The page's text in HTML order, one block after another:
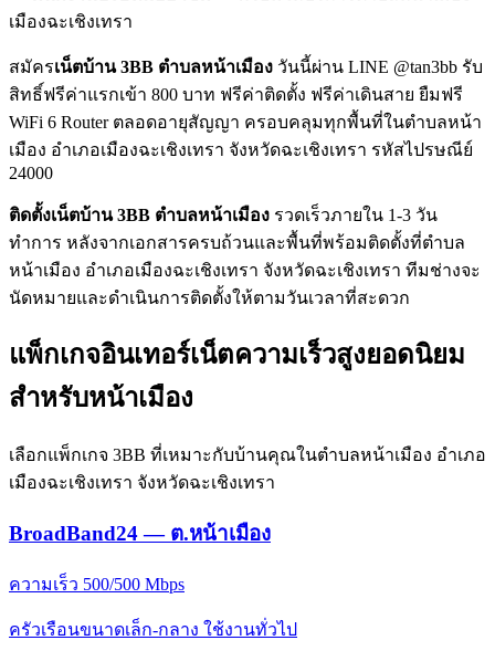
เมืองฉะเชิงเทรา
สมัครเน็ตบ้าน 3BB ตำบลหน้าเมือง วันนี้ผ่าน LINE @tan3bb รับ
สิทธิ์ฟรีค่าแรกเข้า 800 บาท ฟรีค่าติดตั้ง ฟรีค่าเดินสาย ยืมฟรี
WiFi 6 Router ตลอดอายุสัญญา ครอบคลุมทุกพื้นที่ในตำบลหน้า
เมือง อำเภอเมืองฉะเชิงเทรา จังหวัดฉะเชิงเทรา รหัสไปรษณีย์
24000
ติดตั้งเน็ตบ้าน 3BB ตำบลหน้าเมือง รวดเร็วภายใน 1-3 วัน
ทำการ หลังจากเอกสารครบถ้วนและพื้นที่พร้อมติดตั้งที่ตำบล
หน้าเมือง อำเภอเมืองฉะเชิงเทรา จังหวัดฉะเชิงเทรา ทีมช่างจะ
นัดหมายและดำเนินการติดตั้งให้ตามวันเวลาที่สะดวก
แพ็กเกจอินเทอร์เน็ตความเร็วสูงยอดนิยม
สำหรับหน้าเมือง
เลือกแพ็กเกจ 3BB ที่เหมาะกับบ้านคุณในตำบลหน้าเมือง อำเภอ
เมืองฉะเชิงเทรา จังหวัดฉะเชิงเทรา
BroadBand24 — ต.หน้าเมือง
ความเร็ว 500/500 Mbps
ครัวเรือนขนาดเล็ก-กลาง ใช้งานทั่วไป